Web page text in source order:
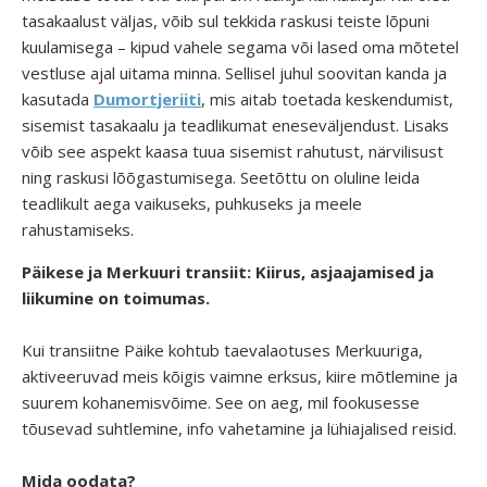
tasakaalust väljas, võib sul tekkida raskusi teiste lõpuni
kuulamisega – kipud vahele segama või lased oma mõtetel
vestluse ajal uitama minna. Sellisel juhul soovitan kanda ja
kasutada Dumortjeriiti, mis aitab toetada keskendumist,
sisemist tasakaalu ja teadlikumat eneseväljendust. Lisaks
võib see aspekt kaasa tuua sisemist rahutust, närvilisust
ning raskusi lõõgastumisega. Seetõttu on oluline leida
teadlikult aega vaikuseks, puhkuseks ja meele
rahustamiseks.
Päikese ja Merkuuri transiit: Kiirus, asjaajamised ja
liikumine on toimumas.
Kui transiitne Päike kohtub taevalaotuses Merkuuriga,
aktiveeruvad meis kõigis vaimne erksus, kiire mõtlemine ja
suurem kohanemisvõime. See on aeg, mil fookusesse
tõusevad suhtlemine, info vahetamine ja lühiajalised reisid.
Mida oodata?